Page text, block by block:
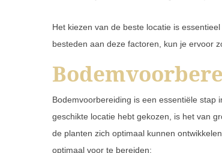
Het kiezen van de beste locatie is
besteden aan deze factoren, kun je ervoor
Bodemvoorbereiding is een essentiële stap
geschikte locatie hebt gekozen, is het van
de planten zich optimaal kunnen
optimaal voor te bereiden: